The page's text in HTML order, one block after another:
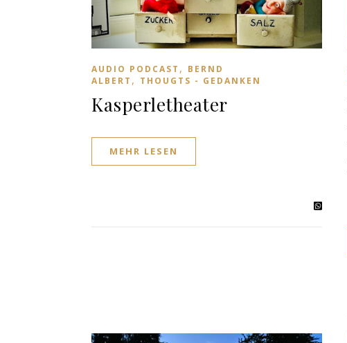
AUDIO PODCAST , BERND
ALBERT , THOUGTS - GEDANKEN
Kasperletheater
MEHR LESEN